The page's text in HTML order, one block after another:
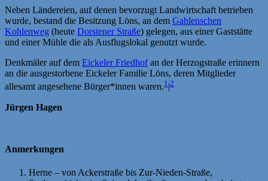
Neben Ländereien, auf denen bevorzugt Landwirtschaft betrieben
wurde, bestand die Besitzung Löns, an dem Gahlenschen
Kohlenweg (heute Dorstener Straße) gelegen, aus einer Gaststätte
und einer Mühle die als Ausflugslokal genutzt wurde.
Denkmäler auf dem Eickeler Friedhofan der Herzogstraße erinnern
an die ausgestorbene Eickeler Familie Löns, deren Mitglieder
allesamt angesehene Bürger*innen waren.1 2
Jürgen Hagen
Anmerkungen
Herne – von Ackerstraße bis Zur-Nieden-Straße,